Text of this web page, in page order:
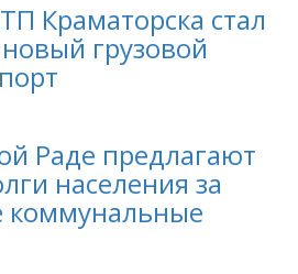
Краматорска стал
грузовой
Раде предлагают
населения за
коммунальные